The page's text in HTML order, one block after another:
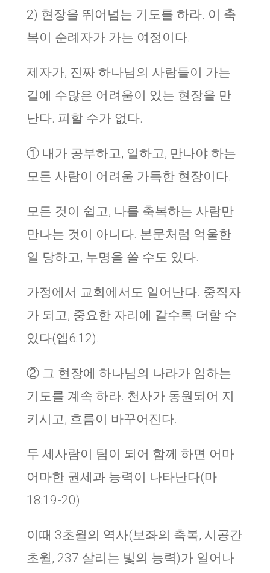
2) 현장을 뛰어넘는 기도를 하라. 이 축
복이 순례자가 가는 여정이다.
제자가, 진짜 하나님의 사람들이 가는
길에 수많은 어려움이 있는 현장을 만
난다. 피할 수가 없다.
① 내가 공부하고, 일하고, 만나야 하는
모든 사람이 어려움 가득한 현장이다.
모든 것이 쉽고, 나를 축복하는 사람만
만나는 것이 아니다. 본문처럼 억울한
일 당하고, 누명을 쓸 수도 있다.
가정에서 교회에서도 일어난다. 중직자
가 되고, 중요한 자리에 갈수록 더할 수
있다(엡6:12).
② 그 현장에 하나님의 나라가 임하는
기도를 계속 하라. 천사가 동원되어 지
키시고, 흐름이 바꾸어진다.
두 세사람이 팀이 되어 함께 하면 어마
어마한 권세과 능력이 나타난다(마
18:19-20)
이때 3초월의 역사(보좌의 축복, 시공간
초월, 237 살리는 빛의 능력)가 일어나